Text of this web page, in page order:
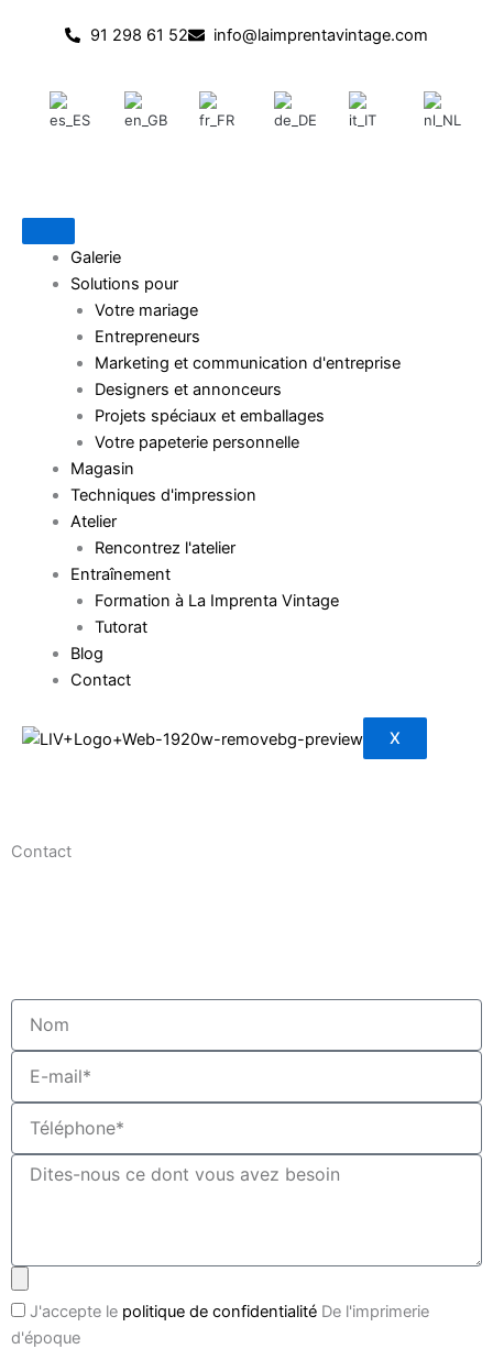
91 298 61 52 info@laimprentavintage.com
Galerie
Solutions pour
Votre mariage
Entrepreneurs
Marketing et communication d'entreprise
Designers et annonceurs
Projets spéciaux et emballages
Votre papeterie personnelle
Magasin
Techniques d'impression
Atelier
Rencontrez l'atelier
Entraînement
Formation à La Imprenta Vintage
Tutorat
Blog
Contact
X
Contact
J'accepte le politique de confidentialité De l'imprimerie
d'époque